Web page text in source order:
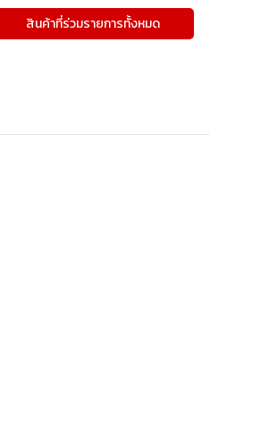
สินค้าที่ร่วมรายการทั้งหมด